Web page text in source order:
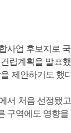
사업 후보지로
립계획을 발표
제안하기도 했
서 처음 선정됐
구역에도 영향